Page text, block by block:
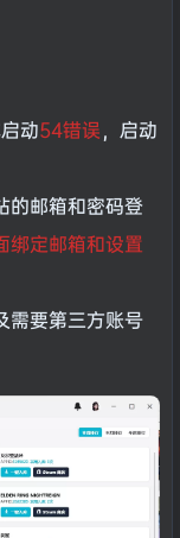
动54错误，启动
的邮箱和密码登
绑定邮箱和设置
需要第三方账号